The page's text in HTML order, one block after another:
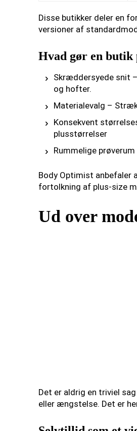
Disse butikker deler en
versioner af
Hvad gør en butik
Skræddersyede snit
og hofter.
Materialevalg –
Konsekvent
plusstørrelser
Rummelige
Body Optimist anbefaler
fortolkning af plus-size
Ud over
Det er aldrig en triviel
eller ængstelse. Det er